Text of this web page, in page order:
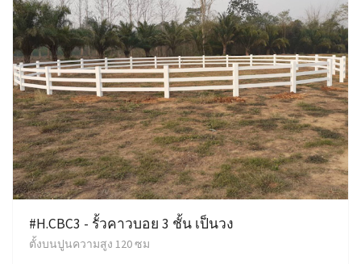
#H.CBC3 - รั้วคาวบอย 3 ชั้น เป็นวง
ตั้งบนปูนความสูง 120 ซม